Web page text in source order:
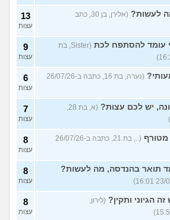
לעשות?
(אלירן, בן 30, כתב
13
עצות
עומד להסתפח לכת
(Sister, בת
9
עצות
(נערה, בת 16, כתבה ב-26/07/26
6
עצות
יש לכם עצות?
(א, בת 28,
7
עצות
מטורף
(.., בת 21, כתבה ב-26/07/26
8
עצות
תואר בהנדסה, מה לעשות? 8
עצות
הגיוני ותקין? (לירון,
8
עצות